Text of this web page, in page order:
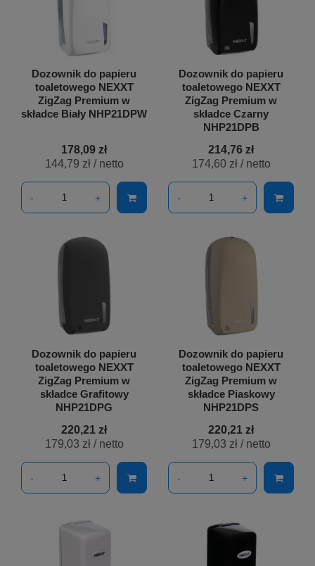
Dozownik do papieru
toaletowego NEXXT
ZigZag Premium w
składce Biały NHP21DPW
178,09 zł
144,79 zł/ netto
- +
Dozownik do papieru
toaletowego NEXXT
ZigZag Premium w
składce Czarny
NHP21DPB
214,76 zł
174,60 zł/ netto
- +
Dozownik do papieru
toaletowego NEXXT
ZigZag Premium w
składce Grafitowy
NHP21DPG
220,21 zł
179,03 zł/ netto
- +
Dozownik do papieru
toaletowego NEXXT
ZigZag Premium w
składce Piaskowy
NHP21DPS
220,21 zł
179,03 zł/ netto
- +